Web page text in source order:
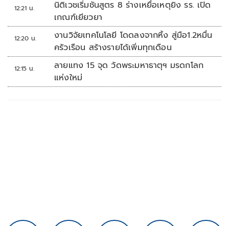
12:21 น.
นิติเวชเริ่มชันสูตร 8 ร่างเหยื่อเหตุยิง รร. เปิด
เกณฑ์เยียวยา
12:20 น.
งานวิจัยเทคโนโลยี โดดลงจากหิ้ง สู่มือ1.2หมื่น
ครัวเรือน สร้างรายได้เพิ่มทุกเดือน
12:15 น.
ลายแทง 15 จุด วัดพระมหาธาตุฯ มรดกโลก
แห่งใหม่